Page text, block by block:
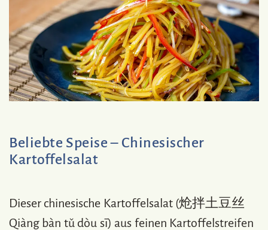
Beliebte Speise – Chinesischer
Kartoffelsalat
Dieser chinesische Kartoffelsalat (炝拌土豆丝
Qiàng bàn tǔ dòu sī) aus feinen Kartoffelstreifen